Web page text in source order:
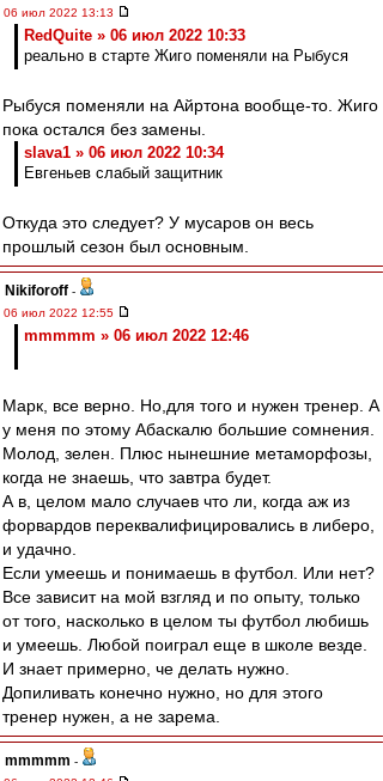
06 июл 2022 13:13
RedQuite » 06 июл 2022 10:33
реально в старте Жиго поменяли на Рыбуся
Рыбуся поменяли на Айртона вообще-то. Жиго
пока остался без замены.
slava1 » 06 июл 2022 10:34
Евгеньев слабый защитник
Откуда это следует? У мусаров он весь
прошлый сезон был основным.
Nikiforoff -
06 июл 2022 12:55
mmmmm » 06 июл 2022 12:46
Марк, все верно. Но,для того и нужен тренер. А
у меня по этому Абаскалю большие сомнения.
Молод, зелен. Плюс нынешние метаморфозы,
когда не знаешь, что завтра будет.
А в, целом мало случаев что ли, когда аж из
форвардов переквалифицировались в либеро,
и удачно.
Если умеешь и понимаешь в футбол. Или нет?
Все зависит на мой взгляд и по опыту, только
от того, насколько в целом ты футбол любишь
и умеешь. Любой поиграл еще в школе везде.
И знает примерно, че делать нужно.
Допиливать конечно нужно, но для этого
тренер нужен, а не зарема.
mmmmm -